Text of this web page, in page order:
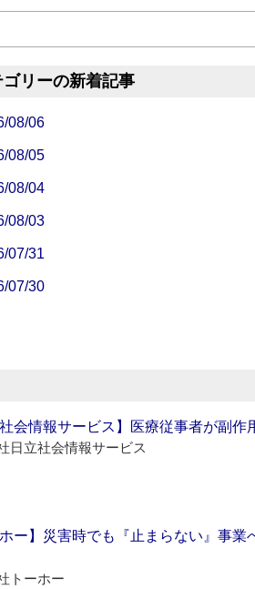
リーの新着記事
08/06
08/05
08/04
08/03
07/31
07/30
社会情報サービス】医療従事者が副作
日立社会情報サービス
ホー】災害時でも『止まらない』事
トーホー